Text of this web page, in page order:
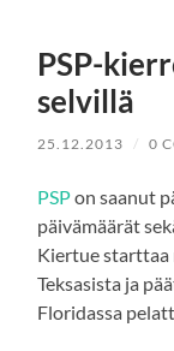
PSP-
selvillä
25.12.2013 / 0
PSPon saanut
päivämäärät
Kiertue starttaa
Teksasista ja
Floridassa